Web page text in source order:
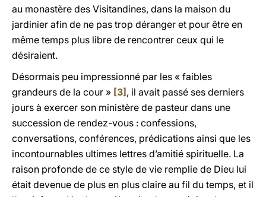
au monastère des Visitandines, dans la maison du
jardinier afin de ne pas trop déranger et pour être en
même temps plus libre de rencontrer ceux qui le
désiraient.
Désormais peu impressionné par les « faibles
grandeurs de la cour » [3] , il avait passé ses derniers
jours à exercer son ministère de pasteur dans une
succession de rendez-vous : confessions,
conversations, conférences, prédications ainsi que les
incontournables ultimes lettres d’amitié spirituelle. La
raison profonde de ce style de vie remplie de Dieu lui
était devenue de plus en plus claire au fil du temps, et il